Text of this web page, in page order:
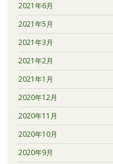
2021年6月
2021年5月
2021年3月
2021年2月
2021年1月
2020年12月
2020年11月
2020年10月
2020年9月